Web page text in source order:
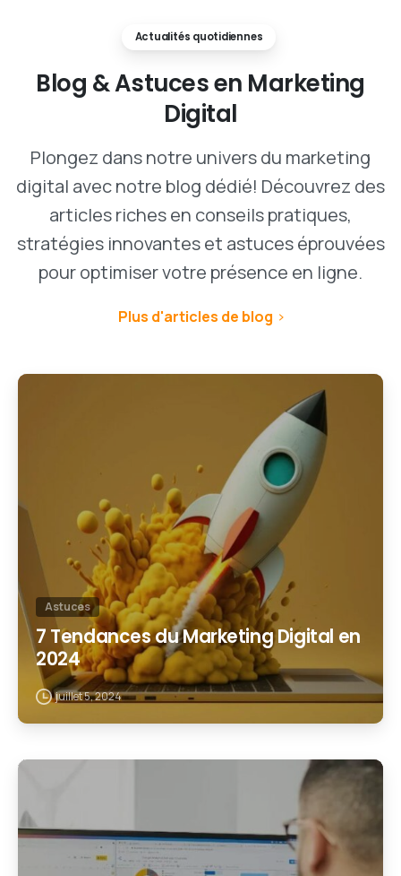
Actualités quotidiennes
Blog &Astucesen Marketing
Digital
Plongez dans notre univers du marketing
digital avec notre blog dédié! Découvrez des
articles riches en conseils pratiques,
stratégies innovantes et astuces éprouvées
pour optimiser votre présence en ligne.
Plus d'articles de blog
Astuces
7 Tendances du Marketing Digital en
2024
juillet 5, 2024